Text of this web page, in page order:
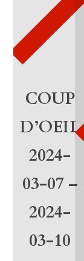
7
c
COUP
D’OEIL
2024-
03-07 –
2024-
03-10